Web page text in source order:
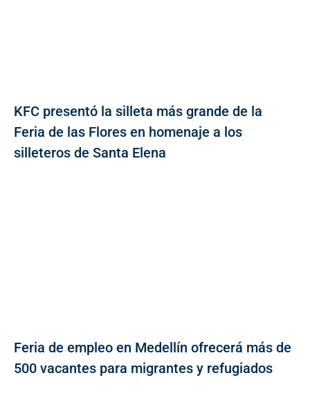
KFC presentó la silleta más grande de la
Feria de las Flores en homenaje a los
silleteros de Santa Elena
Feria de empleo en Medellín ofrecerá más de
500 vacantes para migrantes y refugiados